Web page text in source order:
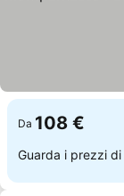
Da 108 €
Guarda i prezzi di